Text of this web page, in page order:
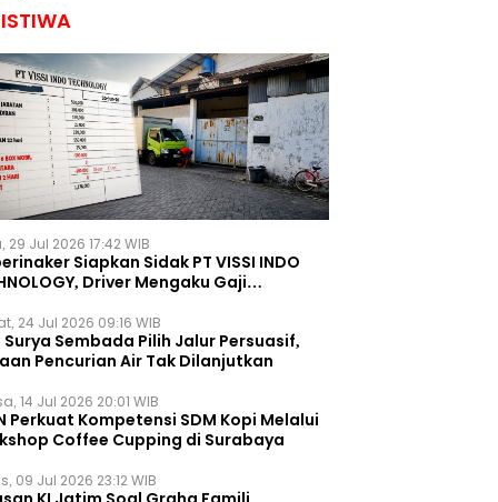
29 Jul 2026 17:42 WIB
Siapkan Sidak PT VISSI INDO
Driver Mengaku Gaji
24 Jul 2026 09:16 WIB
Surya Sembada Pilih Jalur Persuasif,
Pencurian Air Tak Dilanjutkan
14 Jul 2026 20:01 WIB
Perkuat Kompetensi SDM Kopi Melalui
Coffee Cupping di Surabaya
09 Jul 2026 23:12 WIB